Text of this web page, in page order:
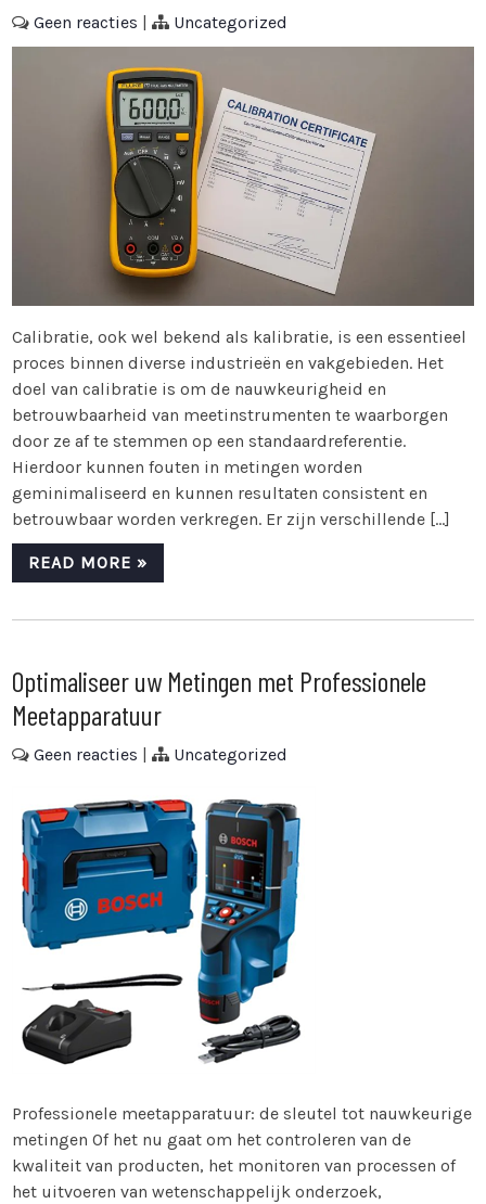
Geen reacties | Uncategorized
Calibratie, ook wel bekend als kalibratie, is een essentieel
proces binnen diverse industrieën en vakgebieden. Het
doel van calibratie is om de nauwkeurigheid en
betrouwbaarheid van meetinstrumenten te waarborgen
door ze af te stemmen op een standaardreferentie.
Hierdoor kunnen fouten in metingen worden
geminimaliseerd en kunnen resultaten consistent en
betrouwbaar worden verkregen. Er zijn verschillende […]
READ MORE »
Optimaliseer uw Metingen met Professionele
Meetapparatuur
Geen reacties | Uncategorized
Professionele meetapparatuur: de sleutel tot nauwkeurige
metingen Of het nu gaat om het controleren van de
kwaliteit van producten, het monitoren van processen of
het uitvoeren van wetenschappelijk onderzoek,